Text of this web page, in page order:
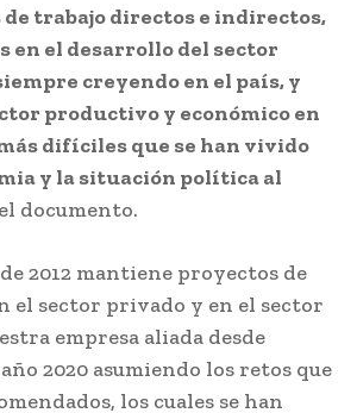
trabajo directos e indirectos,
en el desarrollo del sector
creyendo en el país, y
productivo y económico en
difíciles que se han vivido
y la situación política al
documento.
2012 mantiene proyectos de
el sector privado y en el sector
empresa aliada desde
2020 asumiendo los retos que
los cuales se han